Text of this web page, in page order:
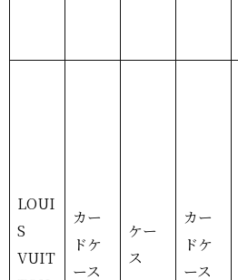
LOUI
S
VUIT
カー
ドケ
ース
ケー
ス
カー
ドケ
ース